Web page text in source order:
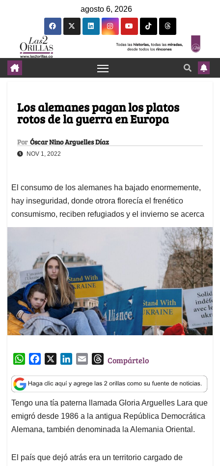
agosto 6, 2026
Los alemanes pagan los platos
rotos de la guerra en Europa
Por Óscar Nino Arguelles Díaz
NOV 1, 2022
El consumo de los alemanes ha bajado enormemente,
hay inseguridad, donde otrora florecía el frenético
consumismo, reciben refugiados y el invierno se acerca
W
a
t
s
A
p
c
e
b
o
o
n
k
e
d
I
a
i
l
T
r
e
a
d
s
Compártelo
Tengo una tía paterna llamada Gloria Arguelles Lara que
emigró desde 1986 a la antigua República Democrática
Alemana, también denominada la Alemania Oriental.
El país que dejó atrás era un territorio cargado de